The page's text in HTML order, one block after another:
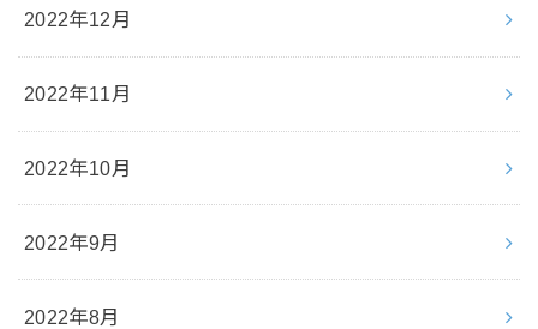
2022年12月
2022年11月
2022年10月
2022年9月
2022年8月